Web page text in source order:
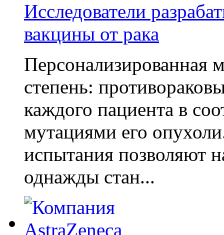
Исследователи
вакцины от рака
Персонализированная
степень:
каждого пациента в
мутациями его
испытания позволяют
однажды стан...